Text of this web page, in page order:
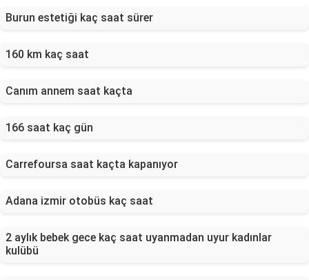
Burun estetiği kaç saat sürer
160 km kaç saat
Canım annem saat kaçta
166 saat kaç gün
Carrefoursa saat kaçta kapanıyor
Adana izmir otobüs kaç saat
2 aylık bebek gece kaç saat uyanmadan uyur kadınlar
kulübü